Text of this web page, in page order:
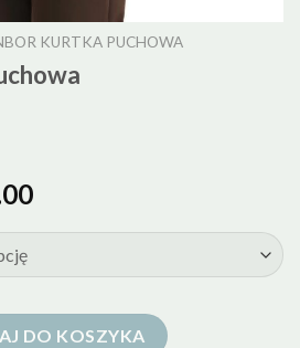
KURTKA PUCHOWA
DO KOSZYKA